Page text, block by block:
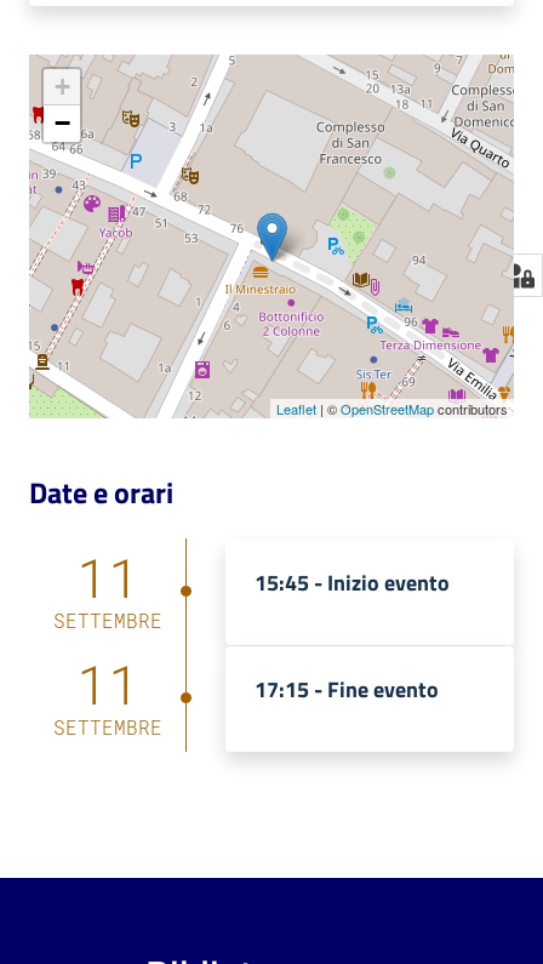
+
−
Leaflet | ©OpenStreetMapcontributors
Date e orari
11
SETTEMBRE
15:45 -Inizio evento
11
SETTEMBRE
17:15 -Fine evento